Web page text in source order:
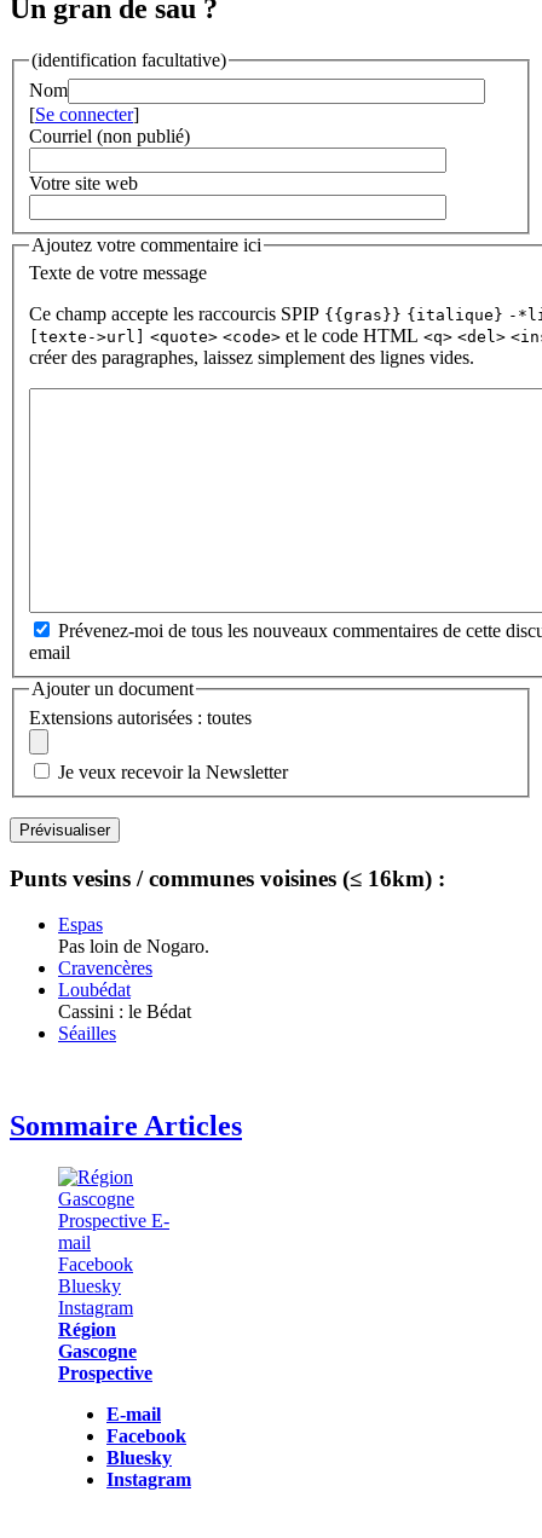
Un gran de sau ?
(identification facultative)
Nom
[Se connecter]
Courriel (non publié)
Votre site web
Ajoutez votre commentaire ici
Texte de votre message
Ce champ accepte les raccourcis SPIP {{gras}} {italique} -
[texte->url]
<quote> <code> et le code HTML <q> <del>
créer des paragraphes, laissez simplement des lignes vides.
Prévenez-moi de tous les nouveaux commentaires de cette
email
Ajouter un document
Extensions autorisées : toutes
Je veux recevoir la Newsletter
Punts vesins / communes voisines (≤ 16km) :
Espas
Pas loin de Nogaro.
Cravencères
Loubédat
Cassini : le Bédat
Séailles
Sommaire Articles
Région
Gascogne
Prospective
E-mail
Facebook
Bluesky
Instagram